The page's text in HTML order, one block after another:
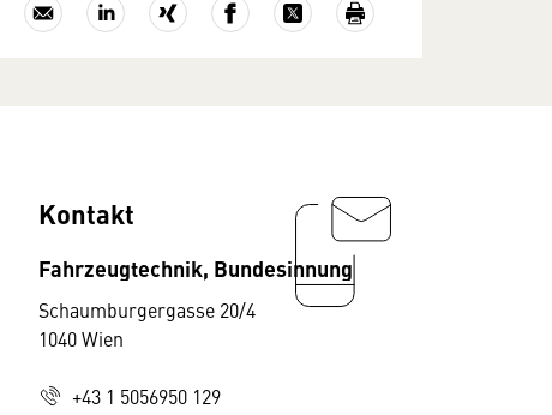
Kontakt
Fahrzeugtechnik, Bundesinnung
Schaumburgergasse 20/4
1040 Wien
+43 1 5056950 129